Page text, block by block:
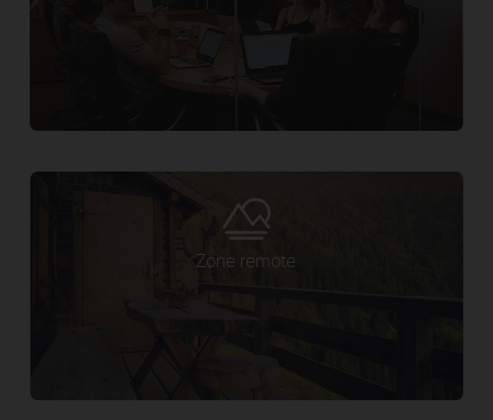
Zone remote